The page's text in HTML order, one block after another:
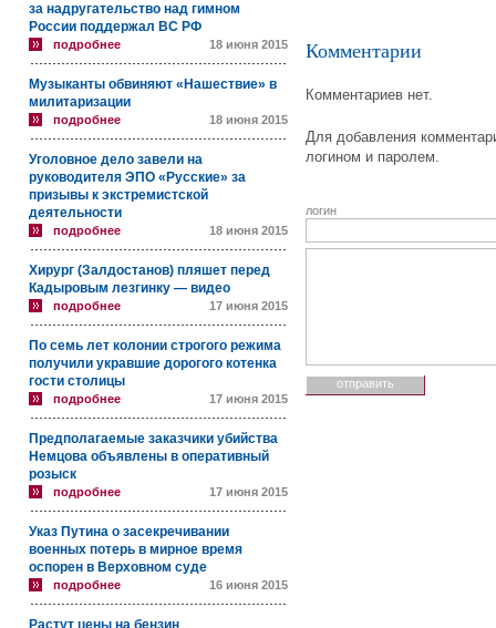
за надругательство над гимном
России поддержал ВС РФ
подробнее 18 июня 2015
Музыканты обвиняют «Нашествие» в
милитаризации
подробнее 18 июня 2015
Уголовное дело завели на
руководителя ЭПО «Русские» за
призывы к экстремистской
деятельности
подробнее 18 июня 2015
Хирург (Залдостанов) пляшет перед
Кадыровым лезгинку — видео
подробнее 17 июня 2015
По семь лет колонии строгого режима
получили укравшие дорогого котенка
гости столицы
подробнее 17 июня 2015
Предполагаемые заказчики убийства
Немцова объявлены в оперативный
розыск
подробнее 17 июня 2015
Указ Путина о засекречивании
военных потерь в мирное время
оспорен в Верховном суде
подробнее 16 июня 2015
Растут цены на бензин
Комментарии
Комментариев нет.
Для добавления
логином и паролем.
логин